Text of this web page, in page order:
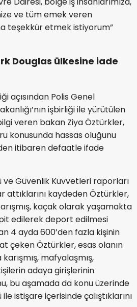
ve tüm emek veren
teşekkür etmek istiyorum”
Douglas ülkesine iade
açısından Polis Genel
işbirliği ile yürütülen
veren bakan Ziya Öztürkler,
konusunda hassas oluğunu
itibaren defaatle ifade
ve Güvenlik Kuvvetleri raporları
attıklarını kaydeden Öztürkler,
kaçak olarak yaşamakta
edilerek deport edilmesi
4 ayda 600’den fazla kişinin
çeken Öztürkler, esas olanın
mafyalaşmış,
adaya girişlerinin
bu aşamada da konu üzerinde
istişare içerisinde çalıştıklarını